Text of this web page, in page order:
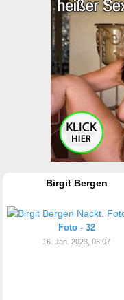
Birgit Bergen
Foto - 32
16. Jan. 2023, 03:07